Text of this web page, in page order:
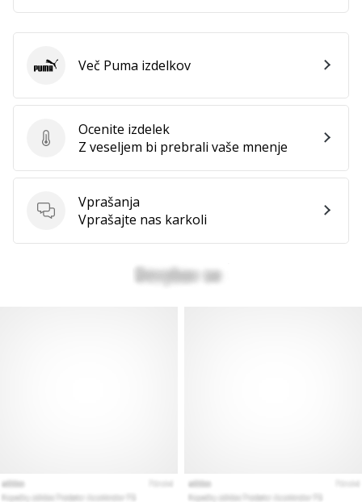
Ocenite izdelek
Ocenite izdelek
Z veseljem bi prebrali vaše mnenje
Vprašanja
Vprašanja
Vprašajte nas karkoli
Puma Več Puma izdelkov